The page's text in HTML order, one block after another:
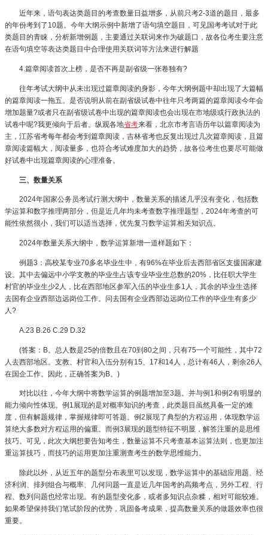
近年来，语句表达类题目的考查数量日益增多，从前只考2-3道的题目，最多
的年份考到了10题。今年大纲示例中新增了语句填空题目，可见国考考试对于此
类题目的青睐，分析新增例题，主要通过关联词来作为破题口，故各位考生要注意
在语句填空等表达类题目中合理使用关联词等方法来进行解题
4.篇章阅读首次上榜，是否不再是副省级一张卷独有?
往年考试大纲中从未出现过篇章阅读的身影，今年大纲例题中却出现了大篇幅
的篇章阅读一拖五。是否说明从前在副省级试卷中往年只考两篇的篇章阅读今年会
增加题量?或者只在副省级试卷中出现的篇章阅读也会出现在市地级或行政执法的
试卷中呢?我更倾向于后者。纵观各地省考来看，北京市考言语历年以篇章阅读为
主，江苏省考每年都会考到篇章阅读，吉林省考也反复出现过几次篇章阅读，且篇
章阅读篇幅大，阅读量多，也符合考试难度加大的趋势，故各位考生也要尽可能做
好试卷中出现篇章阅读的心理准备。
三、数量关系
2024年国家公务员考试行测大纲中，数量关系的描述几乎没有变化，包括数
学运算和数字推理两部分，但是近几年均未考查数字推理题型，2024年考查的可
能性依然很小，我们可以适当选择，优先复习数学运算相关知识点。
2024年数量关系大纲中，数学运算新增一道样题如下：
例题3：高校某专业70多名毕业生中，有96%在毕业后去西部省区支援国家建
设。其中去偏远中小学支教的毕业生占该专业毕业生总数的20%，比任职大学生
村官的毕业生少2人，比在西部地区参军入伍的毕业生多1人，其余的毕业生选择
去国有企业西部边远岗位工作。问去国有企业西部边远岗位工作的毕业生有多少
人?
A.23 B.26 C.29 D.32
(答案：B。总人数是25的倍数且在70到80之间，只有75一个可能性，其中72
人去西部地区。支教、村官和入伍分别有15、17和14人，总计有46人，剩余26人
在国企工作。因此，正确答案为B。)
对比以往，今年大纲中将数学运算的例题增加至3题。并与例1和例2有明显的
能力倾向性体现。例1展现的是对概率知识的考查，此类题目虽然具备一定的难
度，但有解题规律，掌握规律即可答题。例2展现了典型的方程运用，体现数学运
算绝大多数对方程运用的偏重。而例3展现的题型特征不明显，解答注重的是思维
技巧。可见，此次大纲想要告知考生，数量运算不只考查基本运算法则，也更加注
重运算技巧，而技巧的运用更加注重测查考生的数学思维能力。
除此以外，从近五年的题型分布表里可以发现，数学运算中的基础应用题、经
济利润、排列组合与概率、几何问题一直是近几年国考的高频考点，另外工程、行
程、数列问题也经常出现。有的题型变化多，或者多知识点杂糅，相对可能较难。
如果希望保持我们笔试阶段的优势，巩固备考成果，提高数量关系的做题效率也很
重要。